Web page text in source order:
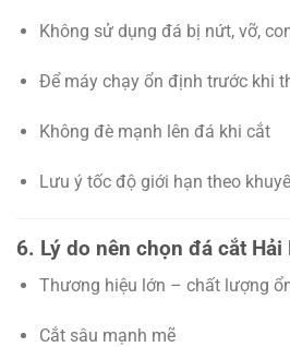
Không sử dụng đá bị nứt, vỡ,
Để máy chạy ổn định trước khi
Không đè mạnh lên đá khi cắt
Lưu ý tốc độ giới hạn theo
6. Lý do nên chọn đá cắt
Thương hiệu lớn – chất lượng
Cắt sâu mạnh mẽ